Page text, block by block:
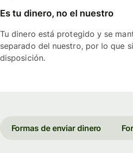
Es tu dinero, no el nuestro
Tu dinero está protegido y se
separado del nuestro, por lo que
disposición.
Formas de enviar dinero